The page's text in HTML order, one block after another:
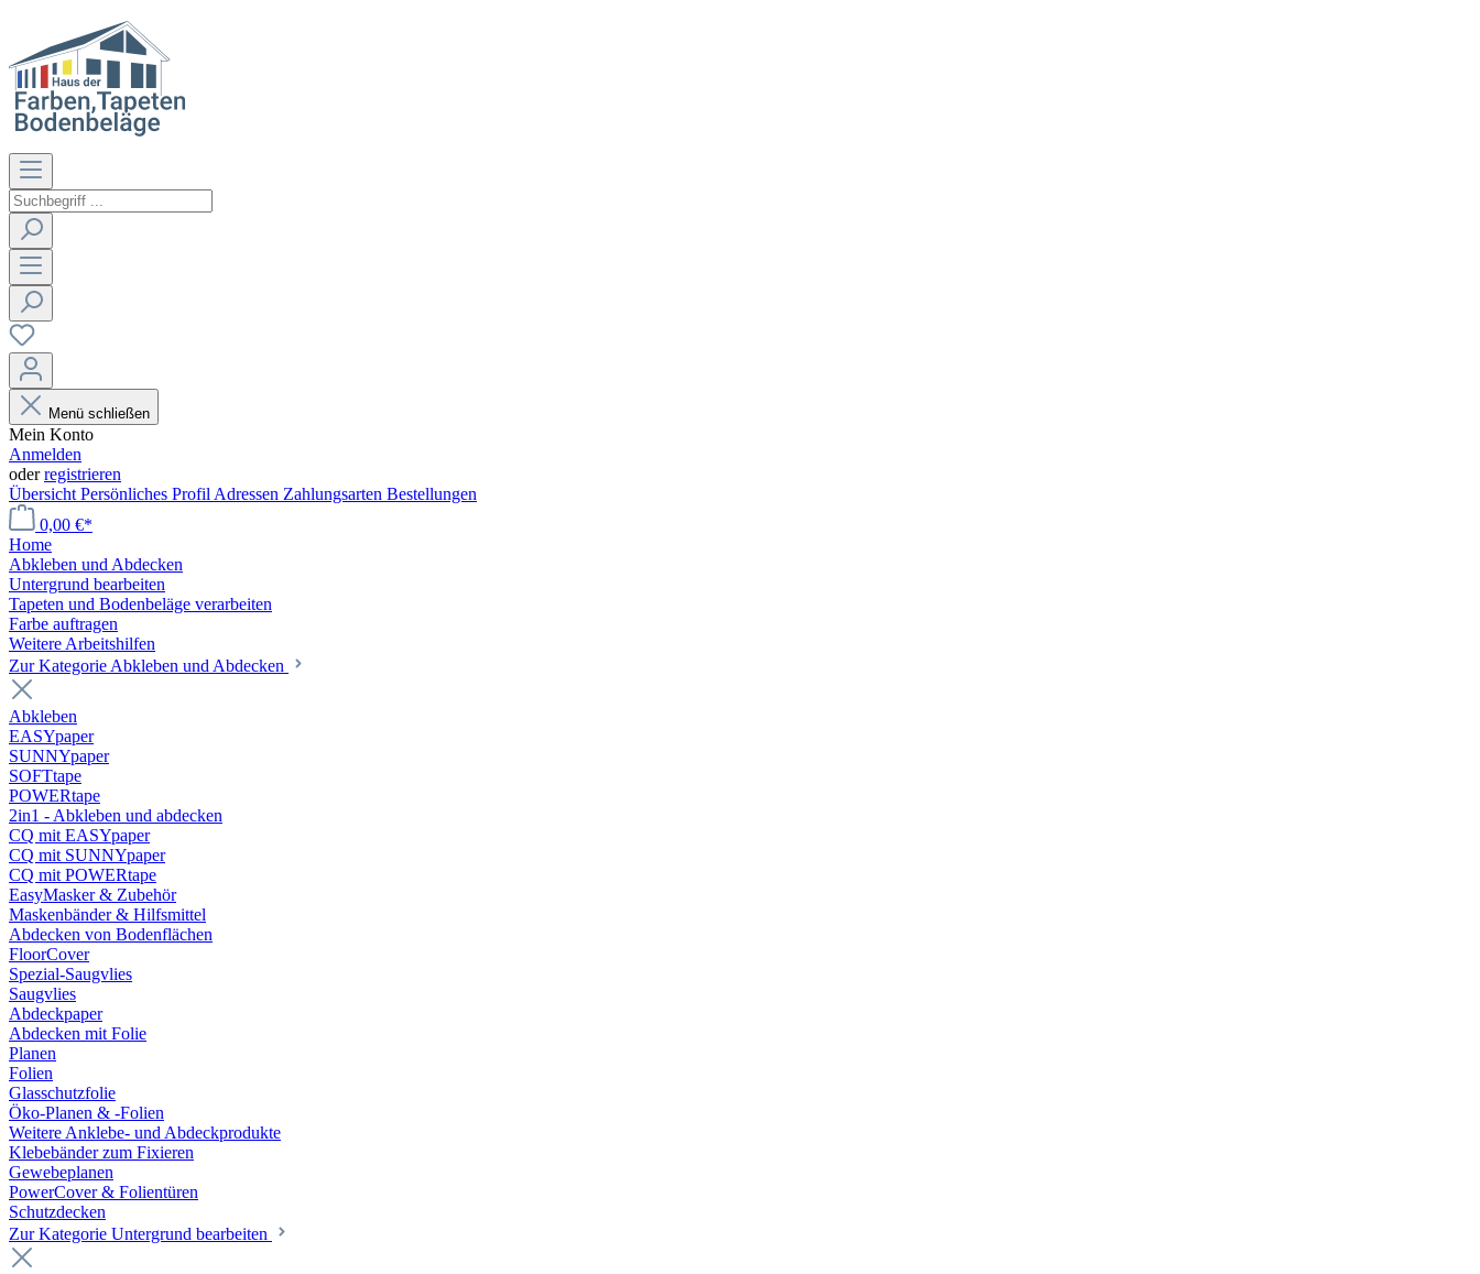
Menü schließen
Mein Konto
Anmelden
oderregistrieren
Übersicht Persönliches Profil Adressen Zahlungsarten Bestellungen
0,00 €*
Home
Abkleben und Abdecken
Untergrund bearbeiten
Tapeten und Bodenbeläge verarbeiten
Farbe auftragen
Weitere Arbeitshilfen
Zur Kategorie Abkleben und Abdecken
Abkleben
EASYpaper
SUNNYpaper
SOFTtape
POWERtape
2in1 - Abkleben und abdecken
CQ mit EASYpaper
CQ mit SUNNYpaper
CQ mit POWERtape
EasyMasker & Zubehör
Maskenbänder & Hilfsmittel
Abdecken von Bodenflächen
FloorCover
Spezial-Saugvlies
Saugvlies
Abdeckpaper
Abdecken mit Folie
Planen
Folien
Glasschutzfolie
Öko-Planen & -Folien
Weitere Anklebe- und Abdeckprodukte
Klebebänder zum Fixieren
Gewebeplanen
PowerCover & Folientüren
Schutzdecken
Zur Kategorie Untergrund bearbeiten